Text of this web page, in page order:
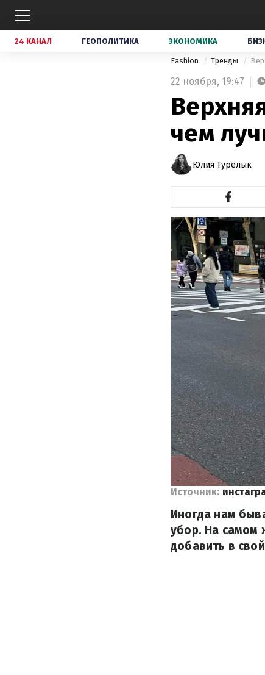
24 КАНАЛ ГЕОПОЛИТИКА ЭКОНОМИКА
Fashion Тренды
22 ноября, 19:47
чем
Юлия Турелык
Источник:
Иногда нам
убор. На самом
добавить в